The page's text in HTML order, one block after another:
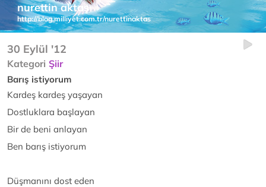
nurettin aktaş
http://blog.milliyet.com.tr/nurettinaktas
30 Eylül '12
Kategori Şiir
Barış istiyorum
Kardeş kardeş yaşayan
Dostluklara başlayan
Bir de beni anlayan
Ben barış istiyorum
Düşmanını dost eden